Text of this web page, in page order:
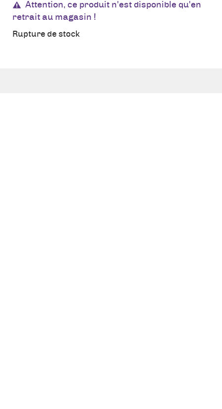
Attention, ce produit n'est disponible qu'en
retrait au magasin !
Rupture de stock